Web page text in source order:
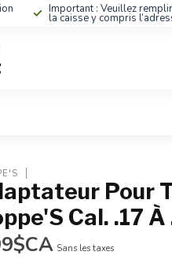
Important : Veuillez
la caisse y compris
Pour
Cal. .17 À
Sans les taxes